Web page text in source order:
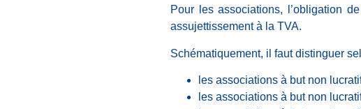
Pour les associations, l’obligation
assujettissement à la TVA.
Schématiquement, il faut distinguer
les associations à but non
les associations à but non